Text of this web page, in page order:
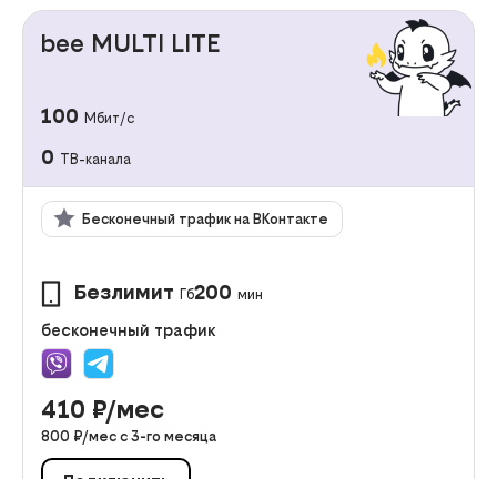
bee MULTI LITE
100 Мбит/с
0 ТВ-канала
Бесконечный трафик на ВКонтакте
Безлимит Гб200 мин
бесконечный трафик
410 ₽/мес
800 ₽/мес с 3-го месяца